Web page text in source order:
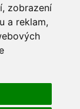
zobrazení
a reklam,